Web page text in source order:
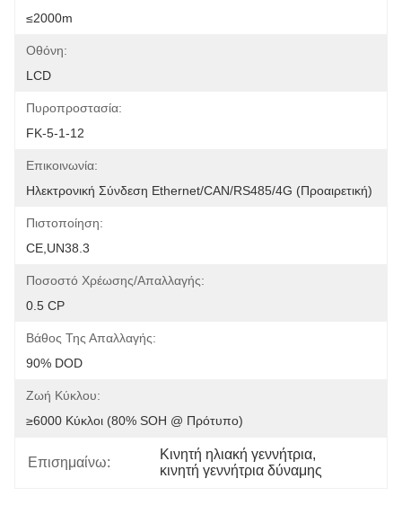
≤2000m
Οθόνη:
LCD
Πυροπροστασία:
FK-5-1-12
Επικοινωνία:
Ηλεκτρονική Σύνδεση Ethernet/CAN/RS485/4G (προαιρετική)
Πιστοποίηση:
CE,UN38.3
Ποσοστό Χρέωσης/απαλλαγής:
0.5 CP
Βάθος Της Απαλλαγής:
90% DOD
Ζωή Κύκλου:
≥6000 Κύκλοι (80% SOH @ Πρότυπο)
Επισημαίνω:
Κινητή ηλιακή γεννήτρια,
κινητή γεννήτρια δύναμης